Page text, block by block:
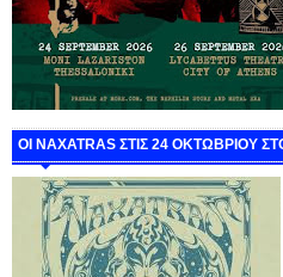
ΟΙ NAXATRAS ΣΤΙΣ 24 ΟΚΤΩΒΡΙΟΥ